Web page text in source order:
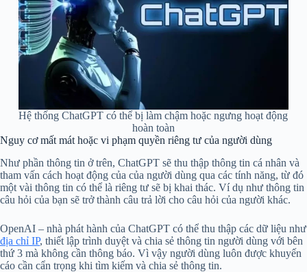
Hệ thống ChatGPT có thể bị làm chậm hoặc ngưng hoạt động
hoàn toàn
Nguy cơ mất mát hoặc vi phạm quyền riêng tư của người dùng
Như phần thông tin ở trên, ChatGPT sẽ thu thập thông tin cá nhân và
tham vấn cách hoạt động của của người dùng qua các tính năng, từ đó
một vài thông tin có thể là riêng tư sẽ bị khai thác. Ví dụ như thông tin
câu hỏi của bạn sẽ trở thành câu trả lời cho câu hỏi của người khác.
OpenAI – nhà phát hành của ChatGPT có thể thu thập các dữ liệu như
địa chỉ IP, thiết lập trình duyệt và chia sẻ thông tin người dùng với bên
thứ 3 mà không cần thông báo. Vì vậy người dùng luôn được khuyến
cáo cần cẩn trọng khi tìm kiếm và chia sẻ thông tin.